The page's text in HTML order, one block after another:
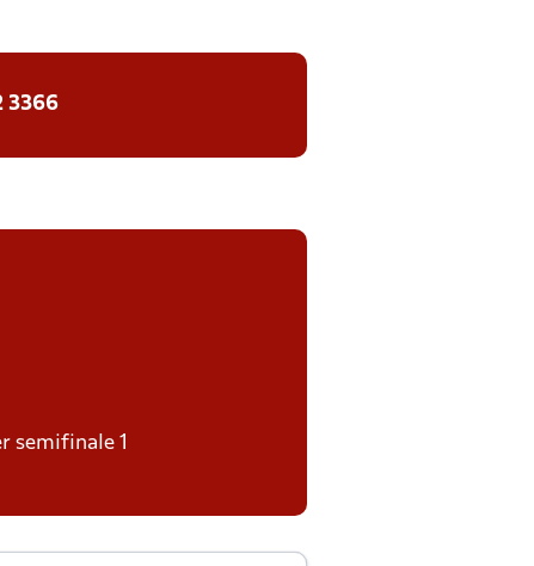
3366
semifinale 1